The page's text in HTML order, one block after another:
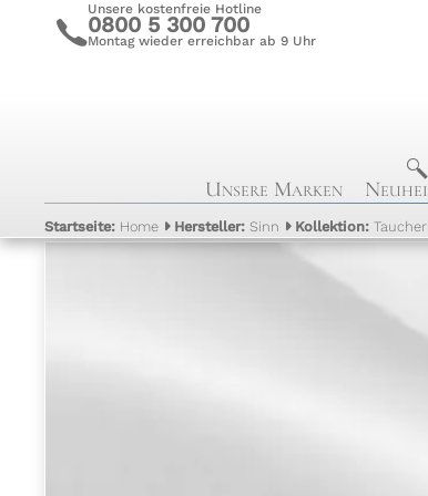
c
Unsere kostenfreie Hotline
0800 5 300 700
Montag wieder erreichbar ab 9 Uhr
b
Unsere Marken
Startseite: Home Hersteller:Sinn Kollektion: